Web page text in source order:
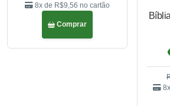
8x de R$9,56 no cartão
Comprar